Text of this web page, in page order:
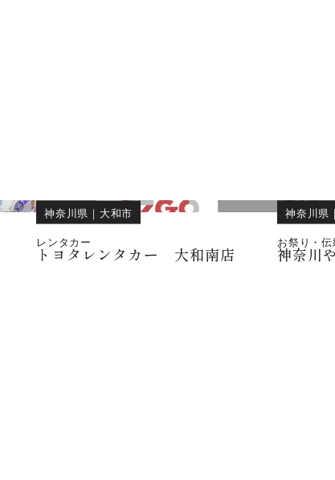
神奈川県 ｜ 大和市
レンタカー
トヨタレンタカー 大和南店
神奈川県
お祭り・
神奈川